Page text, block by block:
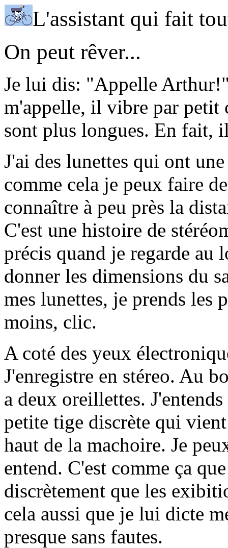
L'assistant qui fait
On peut rêver...
Je lui dis: "Appelle
m'appelle, il vibre par petit
sont plus longues. En fait,
J'ai des lunettes qui ont
comme cela je peux faire
connaître à peu près la
C'est une histoire de
précis quand je regarde au
donner les dimensions du
mes lunettes, je prends les
moins, clic.
A coté des yeux
J'enregistre en stéreo. Au
a deux oreillettes.
petite tige discrète qui
haut de la machoire. Je
entend. C'est comme ça
discrètement que les
cela aussi que je lui dicte
presque sans fautes.